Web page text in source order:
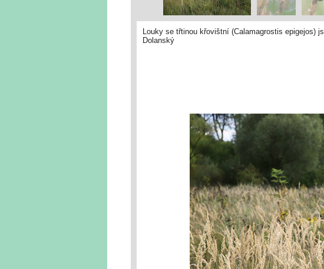
Louky se třtinou křovištní (Calamagrostis epigejos)
Dolanský